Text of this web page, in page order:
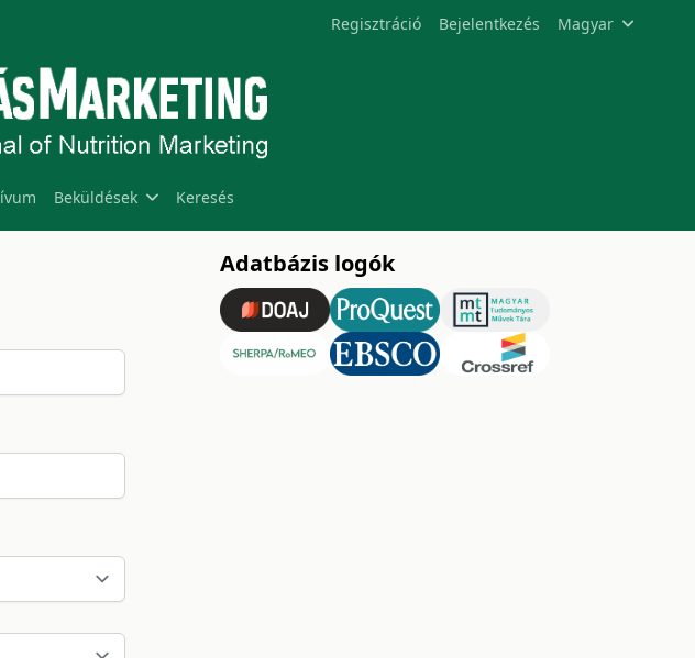
Regisztráció Bejelentkezés Magyar
Beküldések Keresés
Adatbázis logók